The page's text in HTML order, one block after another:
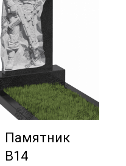
Памятник
В14